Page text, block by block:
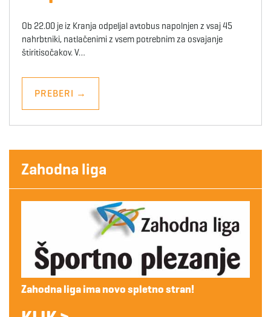
Ob 22.00 je iz Kranja odpeljal avtobus napolnjen z vsaj 45
nahrbtniki, natlačenimi z vsem potrebnim za osvajanje
štiritisočakov. V…
PREBERI →
Zahodna liga
Zahodna liga ima novo spletno stran!